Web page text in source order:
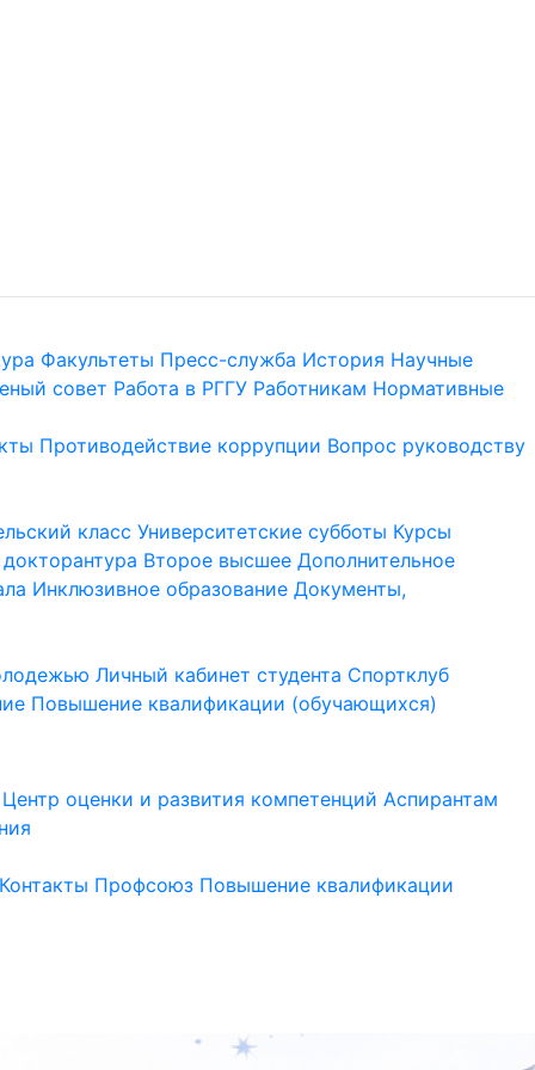
Факультеты Пресс-служба История Научные
совет Работа в РГГУ Работникам Нормативные
Противодействие коррупции Вопрос руководству
класс Университетские субботы Курсы
Второе высшее Дополнительное
Инклюзивное образование Документы,
Личный кабинет студента Спортклуб
Повышение квалификации (обучающихся)
Центр оценки и развития компетенций Аспирантам
Контакты Профсоюз Повышение квалификации